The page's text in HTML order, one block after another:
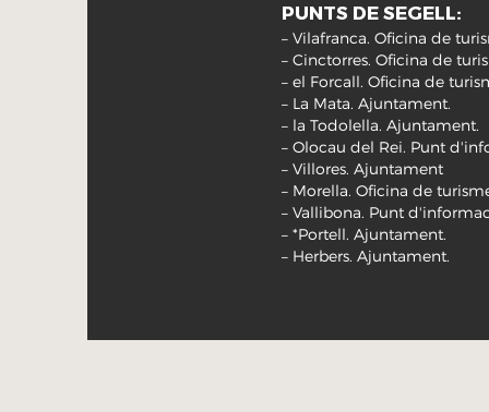
PUNTS DE SEGELL:
– Vilafranca. Oficina de
– Cinctorres. Oficina de
– el Forcall. Oficina de
– La Mata. Ajuntament.
– la Todolella. Ajuntament.
– Olocau del Rei. Punt
– Villores. Ajuntament
– Morella. Oficina de
– Vallibona. Punt
– *Portell. Ajuntament.
– Herbers. Ajuntament.